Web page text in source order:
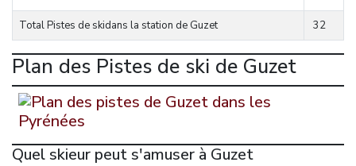
Total Pistes de skidans la station de Guzet 32
Plan des Pistes de ski de Guzet
Quel skieur peut s'amuser à Guzet